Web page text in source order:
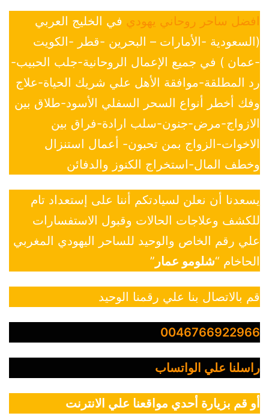
افضل ساحر روحاني يهودي في الخليج العربي
(السعودية -الأمارات – البحرين -قطر -الكويت
-عمان ) في جميع الإعمال الروحانية-جلب الحبيب-
رد المطلقة-موافقة الأهل علي شريك الحياة-علاج
وفك أخطر أنواع السحر السفلي الأسود-طلاق بين
الازواج-مرض-جنون-سلب ارادة-فراق بين
الاخوات-الزواج بمن تحبون- أعمال استنزال
وخطف المال-استخراج الكنوز والدفائن
يسعدنا أن نعلن لسيادتكم أننا على إستعداد تام
للكشف وعلاجات الحالات وقبول الاستفسارات
علي رقم الخاص والوحيد للساحر اليهودي المغربي
الحاخام “شلومو عمار ”
قم بالاتصال بنا علي رقمنا الوحيد
0046766922966
راسلنا علي الواتساب
أو قم بزيارة أحدي مواقعنا علي الانترنت